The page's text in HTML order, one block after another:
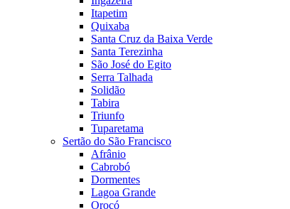
Itapetim
Quixaba
Santa Cruz da Baixa Verde
Santa Terezinha
São José do Egito
Serra Talhada
Solidão
Tabira
Triunfo
Tuparetama
Sertão do São Francisco
Afrânio
Cabrobó
Dormentes
Lagoa Grande
Orocó